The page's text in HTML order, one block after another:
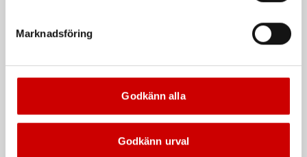
Marknadsföring
Godkänn alla
Godkänn urval
ISO 13997:B
ISO 13997:F